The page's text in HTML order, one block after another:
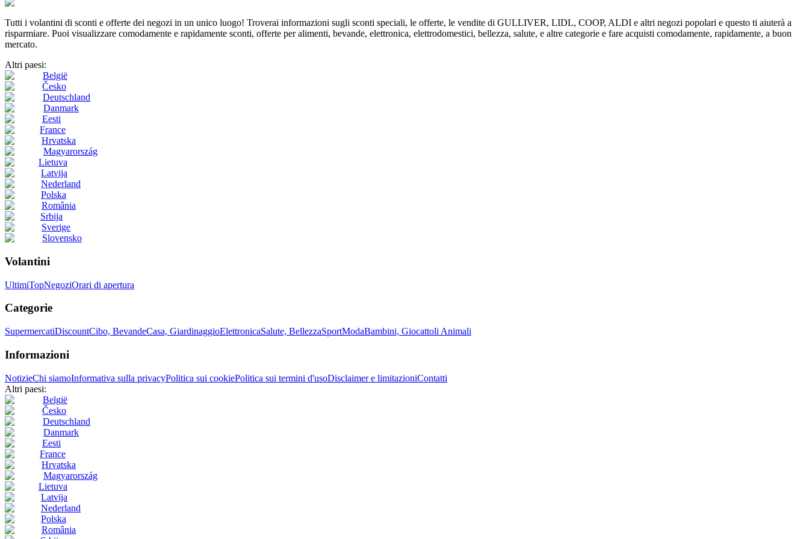
Tutti i volantini di sconti e offerte dei negozi in un unico luogo! Troverai informazioni sugli sconti speciali, le offerte, le vendite di GULLIVER, LIDL, COOP, ALDI e altri negozi popolari e questo ti aiuterà a
risparmiare. Puoi visualizzare comodamente e rapidamente sconti, offerte per alimenti, bevande, elettronica, elettrodomestici, bellezza, salute, e altre categorie e fare acquisti comodamente, rapidamente, a buon
mercato.
Altri paesi:
België
Česko
Deutschland
Danmark
Eesti
France
Hrvatska
Magyarország
Lietuva
Latvija
Nederland
Polska
România
Srbija
Sverige
Slovensko
Volantini
UltimiTopNegoziOrari di apertura
Categorie
SupermercatiDiscountCibo, BevandeCasa, GiardinaggioElettronicaSalute, BellezzaSportModaBambini, Giocattoli Animali
Informazioni
NotizieChi siamoInformativa sulla privacyPolitica sui cookiePolitica sui termini d'usoDisclaimer e limitazioniContatti
Altri paesi:
België
Česko
Deutschland
Danmark
Eesti
France
Hrvatska
Magyarország
Lietuva
Latvija
Nederland
Polska
România